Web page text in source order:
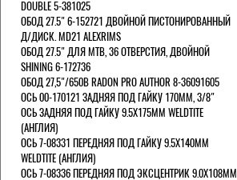
DOUBLE 5-381025
ОБОД 27.5" 6-152721 ДВОЙНОЙ ПИСТОНИРОВАННЫЙ
Д/ДИСК. MD21 ALEXRIMS
ОБОД 27.5" ДЛЯ MTB, 36 ОТВЕРСТИЯ, ДВОЙНОЙ
SHINING 6-172736
ОБОД 27,5"/650B RADON PRO AUTHOR 8-36091605
ОСЬ 00-170121 ЗАДНЯЯ ПОД ГАЙКУ 170MM, 3/8"
ОСЬ ЗАДНЯЯ ПОД ГАЙКУ 9.5Х175ММ WELDTITE
(АНГЛИЯ)
ОСЬ 7-08331 ПЕРЕДНЯЯ ПОД ГАЙКУ 9.5Х140ММ
WELDTITE (АНГЛИЯ)
ОСЬ 7-08336 ПЕРЕДНЯЯ ПОД ЭКСЦЕНТРИК 9.0Х108ММ